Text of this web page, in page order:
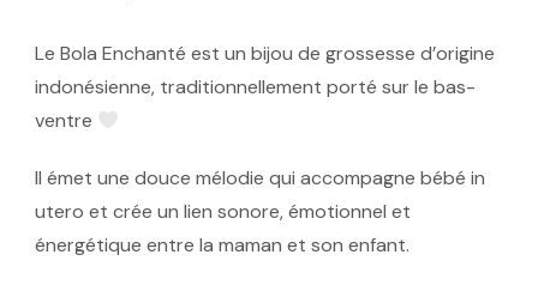
Le Bola Enchanté est un bijou de grossesse d’origine
indonésienne, traditionnellement porté sur le bas-
ventre
Il émet une douce mélodie qui accompagne bébé in
utero et crée un lien sonore, émotionnel et
énergétique entre la maman et son enfant.